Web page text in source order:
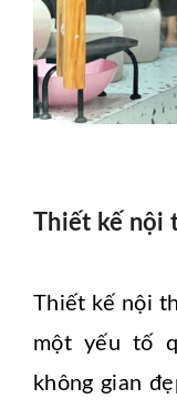
Thiết kế nội
Thiết kế nội
một yếu tố
không gian